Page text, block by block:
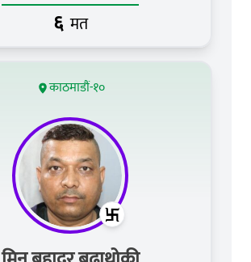
६ मत
काठमाडौं-१०